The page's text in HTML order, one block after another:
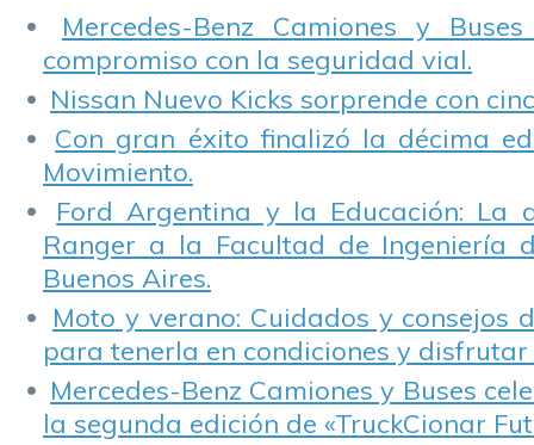
Mercedes-Benz Camiones y
compromiso con la seguridad vial.
Nissan Nuevo Kicks sorprende con
Con gran éxito finalizó la décima
Movimiento.
Ford Argentina y la Educación: La
Ranger a la Facultad de Ingeniería
Buenos Aires.
Moto y verano: Cuidados y consejos
para tenerla en condiciones y disfrutar
Mercedes-Benz Camiones y Buses
la segunda edición de «TruckCionar